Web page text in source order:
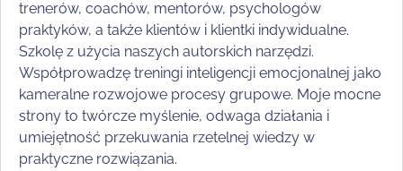
trenerów, coachów, mentorów, psychologów
praktyków, a także klientów i klientki indywidualne.
Szkolę z użycia naszych autorskich narzędzi.
Współprowadzę treningi inteligencji emocjonalnej jako
kameralne rozwojowe procesy grupowe. Moje mocne
strony to twórcze myślenie, odwaga działania i
umiejętność przekuwania rzetelnej wiedzy w
praktyczne rozwiązania.